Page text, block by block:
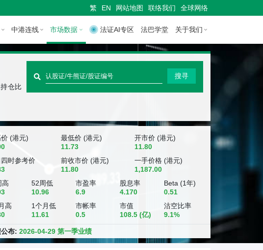
繁 EN 网站地图 联络我们 全球网络
中港连线 市场数据 法证AI专区 法巴学堂 关于我们
仓比
快
速
寻
/
牛
熊
证
搜寻
(港元)
最低价 (港元)
11.73
开市价 (港元)
11.80
四时参考价
前收市价 (港元)
11.80
一手价格 (港元)
1,187.00
高
52周低
10.96
市盈率
6.9
股息率
4.170
Beta (1年)
0.51
高
1个月低
11.61
市帐率
0.5
市值
108.5(亿)
沽空比率
9.1%
公布:2026-04-29 第一季业绩